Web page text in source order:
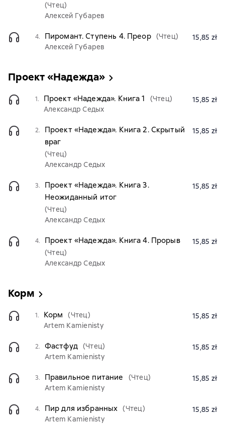
(Чтец)
Алексей Губарев
4. Пиромант. Ступень 4. Преор (Чтец)
Алексей Губарев
15,85 zł
Проект «Надежда»
1. Проект «Надежда». Книга 1
(Чтец)
Александр Седых
15,85 zł
2.
Проект «Надежда». Книга 2. Скрытый
враг
(Чтец)
Александр Седых
15,85 zł
3.
Проект «Надежда». Книга 3.
Неожиданный итог
(Чтец)
Александр Седых
15,85 zł
4. Проект «Надежда». Книга 4. Прорыв
(Чтец)
Александр Седых
15,85 zł
Корм
1. Корм
(Чтец)
Artem Kamienisty
15,85 zł
2. Фастфуд (Чтец)
Artem Kamienisty
15,85 zł
3. Правильное питание
(Чтец)
Artem Kamienisty
15,85 zł
4. Пир для избранных (Чтец)
Artem Kamienisty
15,85 zł